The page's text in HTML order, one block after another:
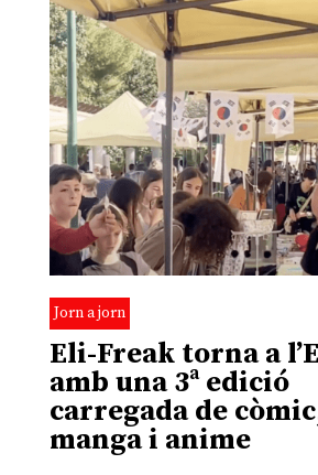
Jorn a jorn
Eli-Freak torna a
amb una 3ª edició
carregada de
manga i anime